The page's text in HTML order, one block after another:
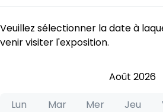
Veuillez sélectionner la date à
venir visiter l'exposition.
Août 2026
Lun Mar Mer Jeu